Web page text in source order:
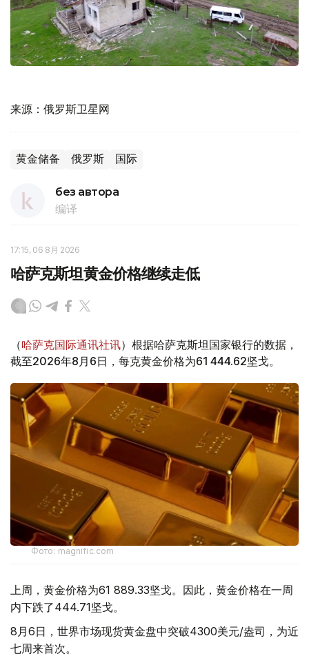
来源：俄罗斯卫星网
黄金储备 俄罗斯 国际
без автора
编译
17:15, 06 8月 2026
哈萨克斯坦黄金价格继续走低
（哈萨克国际通讯社讯）根据哈萨克斯坦国家银行的数据，
截至2026年8月6日，每克黄金价格为61 444.62坚戈。
Фото: magnific.com
上周，黄金价格为61 889.33坚戈。因此，黄金价格在一周
内下跌了444.71坚戈。
8月6日，世界市场现货黄金盘中突破4300美元/盎司，为近
七周来首次。